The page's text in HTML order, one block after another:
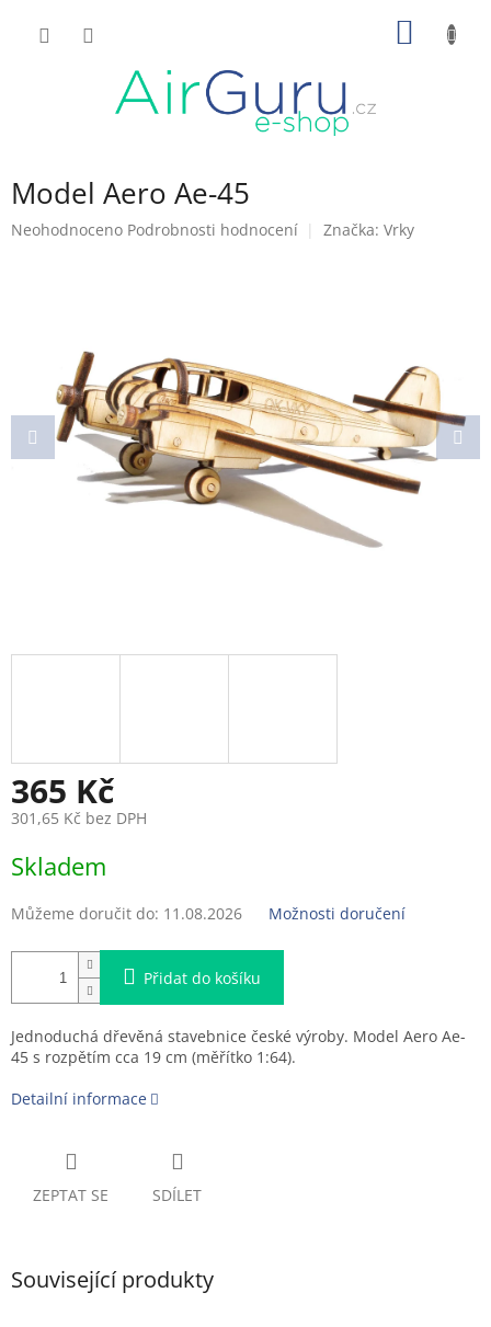
Model Aero Ae-45
Průměrné
hvězdiček.
Neohodnoceno Podrobnosti hodnocení Značka: Vrky
365 Kč
301,65 Kč bez DPH
cena:
Skladem
Můžeme doručit do: 11.08.2026 Možnosti doručení
Přidat do košíku
Jednoduchá dřevěná stavebnice české výroby. Model Aero Ae-
45 s rozpětím cca 19 cm (měřítko 1:64).
Detailní informace
ZEPTAT SE SDÍLET
Související produkty